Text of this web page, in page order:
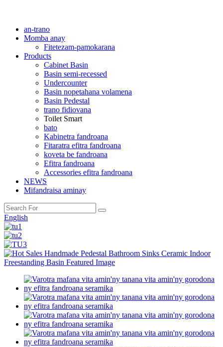
an-trano
Momba anay
Fitetezam-pamokarana
Products
Cabinet Basin
Basin semi-recessed
Undercounter
Basin nopetahana volamena
Basin Pedestal
trano fidiovana
Toilet Smart
bato
Kabinetra fandroana
Fitaratra efitra fandroana
koveta be fandroana
Efitra fandroana
Accessories efitra fandroana
NEWS
Mifandraisa aminay
English